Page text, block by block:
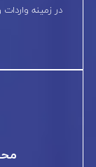
در زمینه